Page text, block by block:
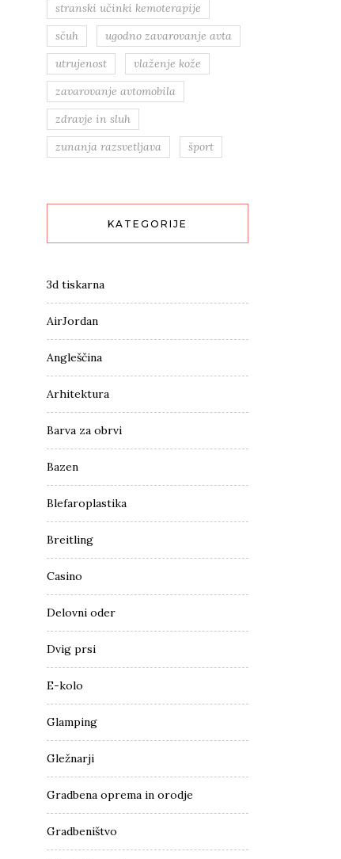
stranski učinki kemoterapije
sčuh
ugodno zavarovanje avta
utrujenost
vlaženje kože
zavarovanje avtomobila
zdravje in sluh
zunanja razsvetljava
šport
KATEGORIJE
3d tiskarna
AirJordan
Angleščina
Arhitektura
Barva za obrvi
Bazen
Blefaroplastika
Breitling
Casino
Delovni oder
Dvig prsi
E-kolo
Glamping
Gležnarji
Gradbena oprema in orodje
Gradbeništvo